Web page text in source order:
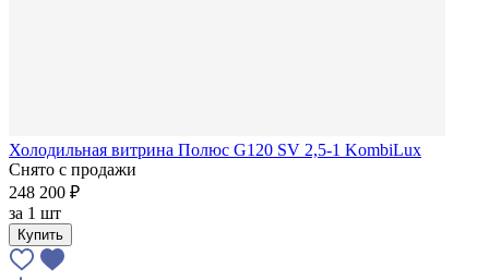
Холодильная витрина Полюс G120 SV 2,5-1 KombiLux
Снято с продажи
248 200 ₽
за 1 шт
Купить